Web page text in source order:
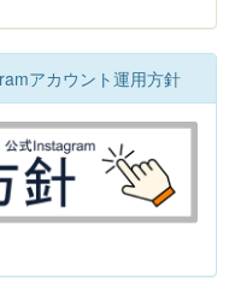
アカウント運用方針